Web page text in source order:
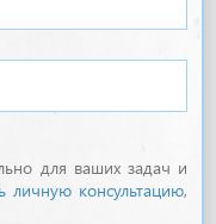
для ваших задач и
личную консультацию,